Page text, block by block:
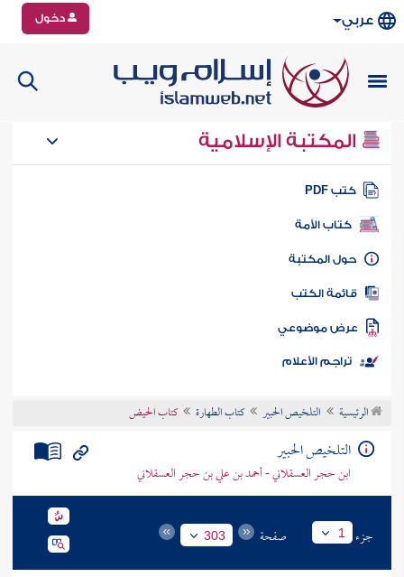
عربي دخول
المكتبة الإسلامية
كتب PDF
كتاب الأمة
المكتبة
الكتب
موضوعي
تراجم الأعلام
الرئيسية التلخيص الحبير كتاب الطهارة كتاب الحيض
التلخيص الحبير
ابن حجر العسقلاني - أحمد بن علي بن حجر العسقلاني
جزء 1 صفحة 303